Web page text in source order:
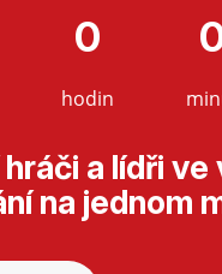
a lídři ve
na jednom
0
hodin